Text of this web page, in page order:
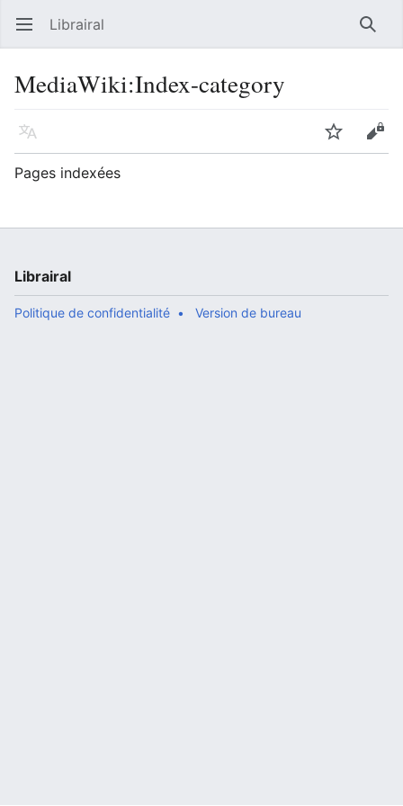
Ouvrir le menu principal Librairal
MediaWiki:Index-category
Langue Suivre
Pages indexées
Librairal
Politique de confidentialité Version de bureau